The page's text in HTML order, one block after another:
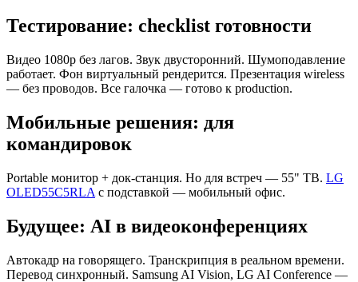
Тестирование: checklist готовности
Видео 1080p без лагов. Звук двусторонний. Шумоподавление
работает. Фон виртуальный рендерится. Презентация wireless
— без проводов. Все галочка — готово к production.
Мобильные решения: для
командировок
Portable монитор + док-станция. Но для встреч — 55" ТВ. LG
OLED55C5RLA с подставкой — мобильный офис.
Будущее: AI в видеоконференциях
Автокадр на говорящего. Транскрипция в реальном времени.
Перевод синхронный. Samsung AI Vision, LG AI Conference —